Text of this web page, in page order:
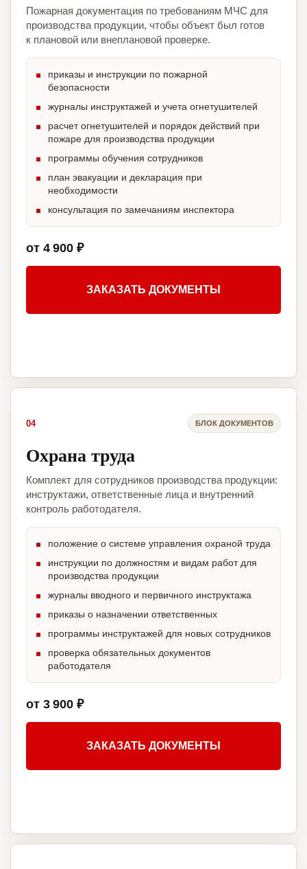
Пожарная документация по требованиям МЧС для
производства продукции, чтобы объект был готов
к плановой или внеплановой проверке.
приказы и инструкции по пожарной
безопасности
журналы инструктажей и учета огнетушителей
расчет огнетушителей и порядок действий при
пожаре для производства продукции
программы обучения сотрудников
план эвакуации и декларация при
необходимости
консультация по замечаниям инспектора
от 4 900 ₽
ЗАКАЗАТЬ ДОКУМЕНТЫ
04 БЛОК ДОКУМЕНТОВ
Охрана труда
Комплект для сотрудников производства продукции:
инструктажи, ответственные лица и внутренний
контроль работодателя.
положение о системе управления охраной труда
инструкции по должностям и видам работ для
производства продукции
журналы вводного и первичного инструктажа
приказы о назначении ответственных
программы инструктажей для новых сотрудников
проверка обязательных документов
работодателя
от 3 900 ₽
ЗАКАЗАТЬ ДОКУМЕНТЫ